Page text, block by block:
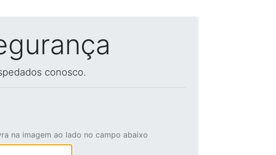
conosco.
na imagem ao lado no campo abaixo